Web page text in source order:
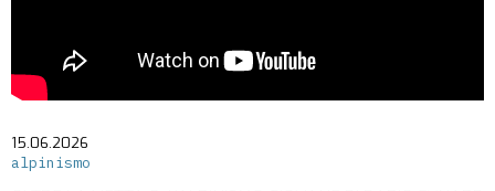
15.06.2026
alpinismo